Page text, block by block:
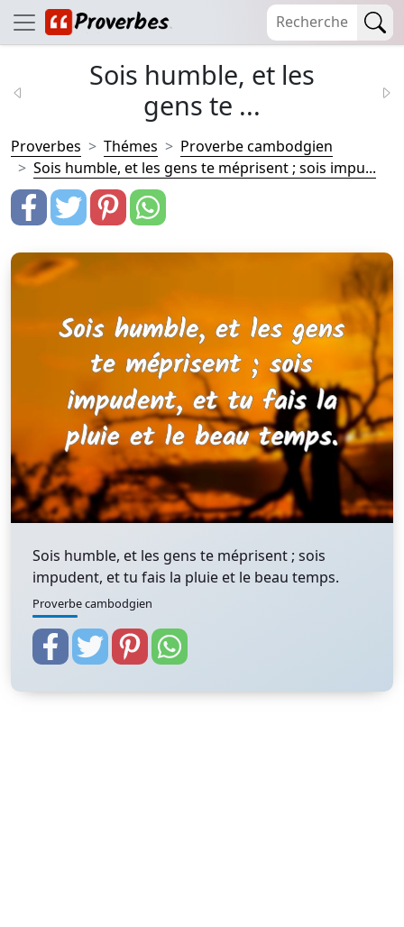
Sois humble, et les
gens te ...
Proverbes Thémes
Proverbe cambodgien
Sois humble, et les gens te méprisent ; sois impu...
Sois humble, et les gens te méprisent ; sois
impudent, et tu fais la pluie et le beau temps.
Proverbe cambodgien